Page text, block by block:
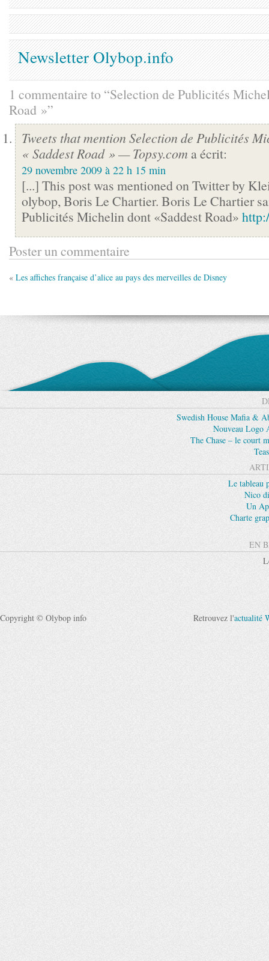
Newsletter Olybop.info
1 commentaire to “Selection de Publicités
Road »”
Tweets that mention Selection de Publicités
« Saddest Road » — Topsy.com a écrit:
29 novembre 2009 à 22 h 15 min
[...] This post was mentioned on Twitter by
olybop, Boris Le Chartier. Boris Le Chartier
Publicités Michelin dont «Saddest Road»
Poster un commentaire
« Les affiches française d’alice au pays des merveilles de Disney
Swedish House Mafia &
Nouveau Logo
The Chase – le court
Le tableau
Nico
Un
Charte
EN
Copyright © Olybop info Retrouvez l'actualité